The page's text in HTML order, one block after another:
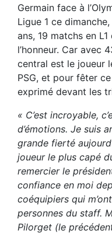
Germain face à
Ligue 1 ce
ans, 19 matchs en
l’honneur. Car avec
central est le joueur
PSG, et pour fêter
exprimé devant les
« C’est incroyable,
d’émotions. Je suis
grande fierté
joueur le plus capé
remercier le
confiance en moi
coéquipiers qui
personnes du staff.
Pilorget (le